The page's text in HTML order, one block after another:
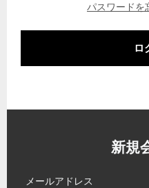
パスワードを
ロ
新規
メールアドレス